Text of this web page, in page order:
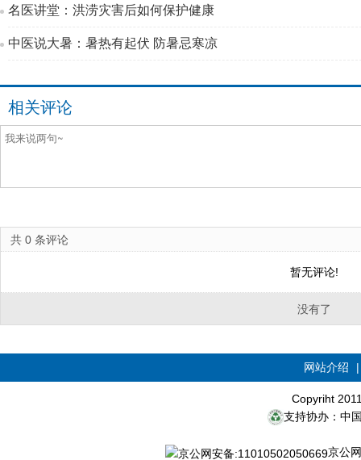
名医讲堂：洪涝灾害后如何保护健康
中医说大暑：暑热有起伏 防暑忌寒凉
相关评论
共 0 条评论
暂无评论!
没有了
网站介绍
Copyriht
支持协办：中
京公